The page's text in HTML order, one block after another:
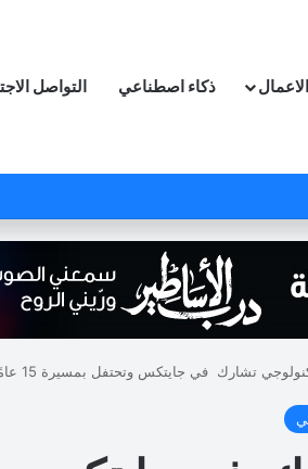
ذكاء اصطناعي التواصل
في جايتكس وتحتفل بمسيرة 15 عامًا من الابتكار وتعلن شراكات استراتيجية جديدة